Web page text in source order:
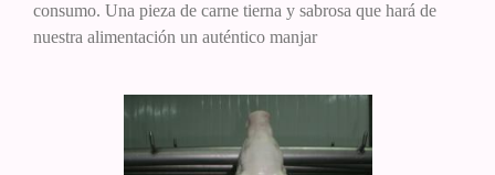
consumo. Una pieza de carne tierna y sabrosa que hará de
nuestra alimentación un auténtico manjar